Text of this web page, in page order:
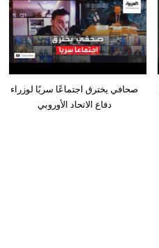
صحافي يخترق اجتماعًا سريًا لوزراء
دفاع الاتحاد الأوروبي